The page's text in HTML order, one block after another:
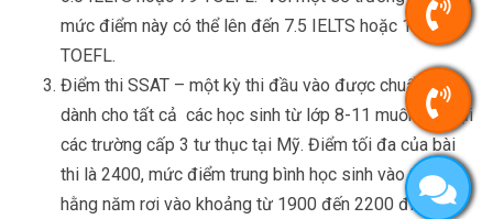
mức điểm này có thể lên đến 7.5 IELTS hoặc 100
TOEFL.
Điểm thi SSAT – một kỳ thi đầu vào được chuẩn hóa
dành cho tất cả các học sinh từ lớp 8-11 muốn học tại
các trường cấp 3 tư thục tại Mỹ. Điểm tối đa của bài
thi là 2400, mức điểm trung bình học sinh vào trường
hằng năm rơi vào khoảng từ 1900 đến 2200 điểm.